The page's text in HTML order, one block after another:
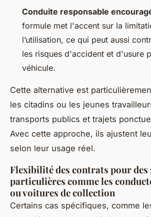
Conduite responsable
formule met l'accent sur la
l’utilisation, ce qui peut aussi
les risques d'accident et d'usure
véhicule.
Cette alternative est
les citadins ou les jeunes
transports publics et trajets
Avec cette approche, ils ajustent
selon leur usage réel.
Flexibilité des contrats pour
particulières comme les
ou voitures de collection
Certains cas spécifiques, comme